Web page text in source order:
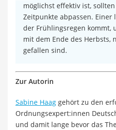
möglichst effektiv ist,
Zeitpunkte abpassen. Einer
der Frühlingsregen kommt,
mit dem Ende des Herbsts,
gefallen sind.
Zur Autorin
Sabine Haag gehört zu den
Ordnungsexpert:innen
und damit lange bevor das